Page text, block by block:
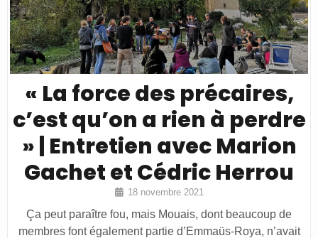
« La force des précaires,
c’est qu’on a rien à perdre
» | Entretien avec Marion
Gachet et Cédric Herrou
18 novembre 2021
Ça peut paraître fou, mais Mouais, dont beaucoup de
membres font également partie d’Emmaüs-Roya, n’avait